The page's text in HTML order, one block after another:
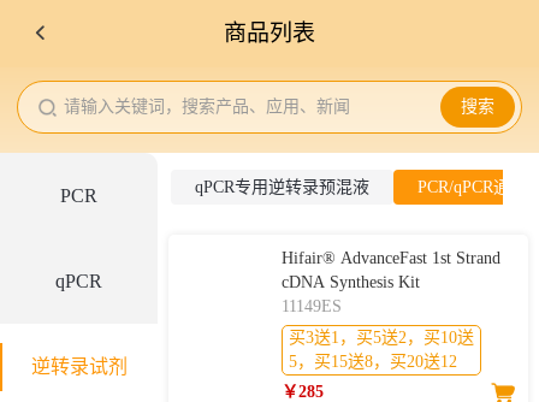
商品列表
请输入关键词，搜索产品、应用、新闻 搜索
PCR
qPCR
逆转录试剂
qPCR专用逆转录预混液 PCR/qPCR通用
Hifair® AdvanceFast 1st Strand
cDNA Synthesis Kit
11149ES
买3送1，买5送2，买10送
5，买15送8，买20送12
￥285